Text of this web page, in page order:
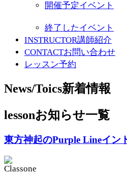
開催予定イベント
終了したイベント
INSTRUCTOR講師紹介
CONTACTお問い合わせ
レッスン予約
News/Toics新着情報
lessonお知らせ一覧
東方神起のPurple Lineイン